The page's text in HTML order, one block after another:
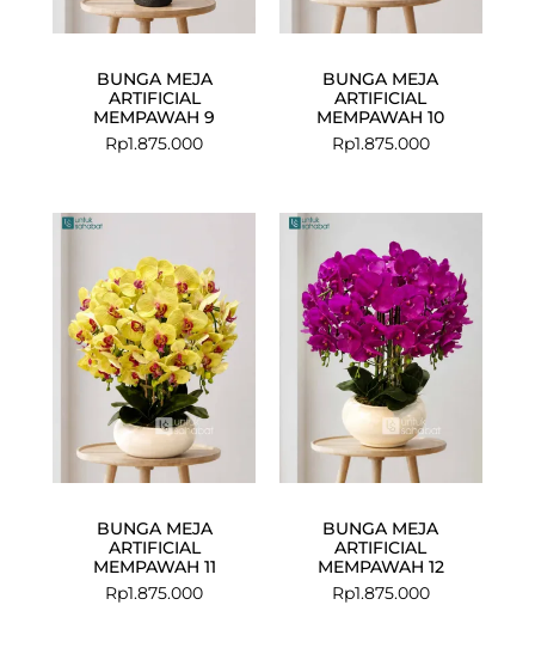
BUNGA MEJA
ARTIFICIAL
MEMPAWAH 9
Rp1.875.000
BUNGA MEJA
ARTIFICIAL
MEMPAWAH 10
Rp1.875.000
BUNGA MEJA
ARTIFICIAL
MEMPAWAH 11
Rp1.875.000
BUNGA MEJA
ARTIFICIAL
MEMPAWAH 12
Rp1.875.000